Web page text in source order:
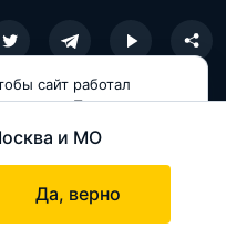
и МО
Да, верно
сайт работал
для вас. Продолжая